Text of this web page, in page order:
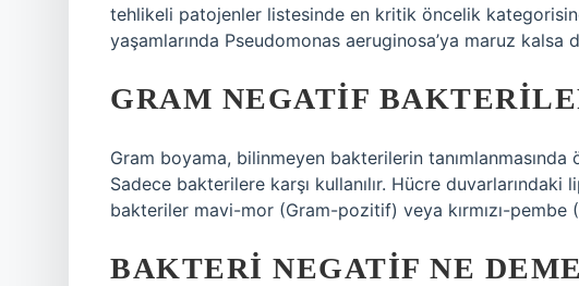
tehlikeli patojenler listesinde en kritik öncelik
yaşamlarında Pseudomonas aeruginosa’ya maruz
GRAM NEGATIF
Gram boyama, bilinmeyen bakterilerin
Sadece bakterilere karşı kullanılır. Hücre
bakteriler mavi-mor (Gram-pozitif) veya kırmızı-pembe
BAKTERI NEGATIF NE